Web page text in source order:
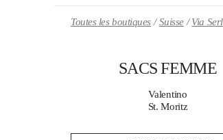
Toutes les boutiques Suisse Via
SACS FEMME
Valentino
St. Moritz